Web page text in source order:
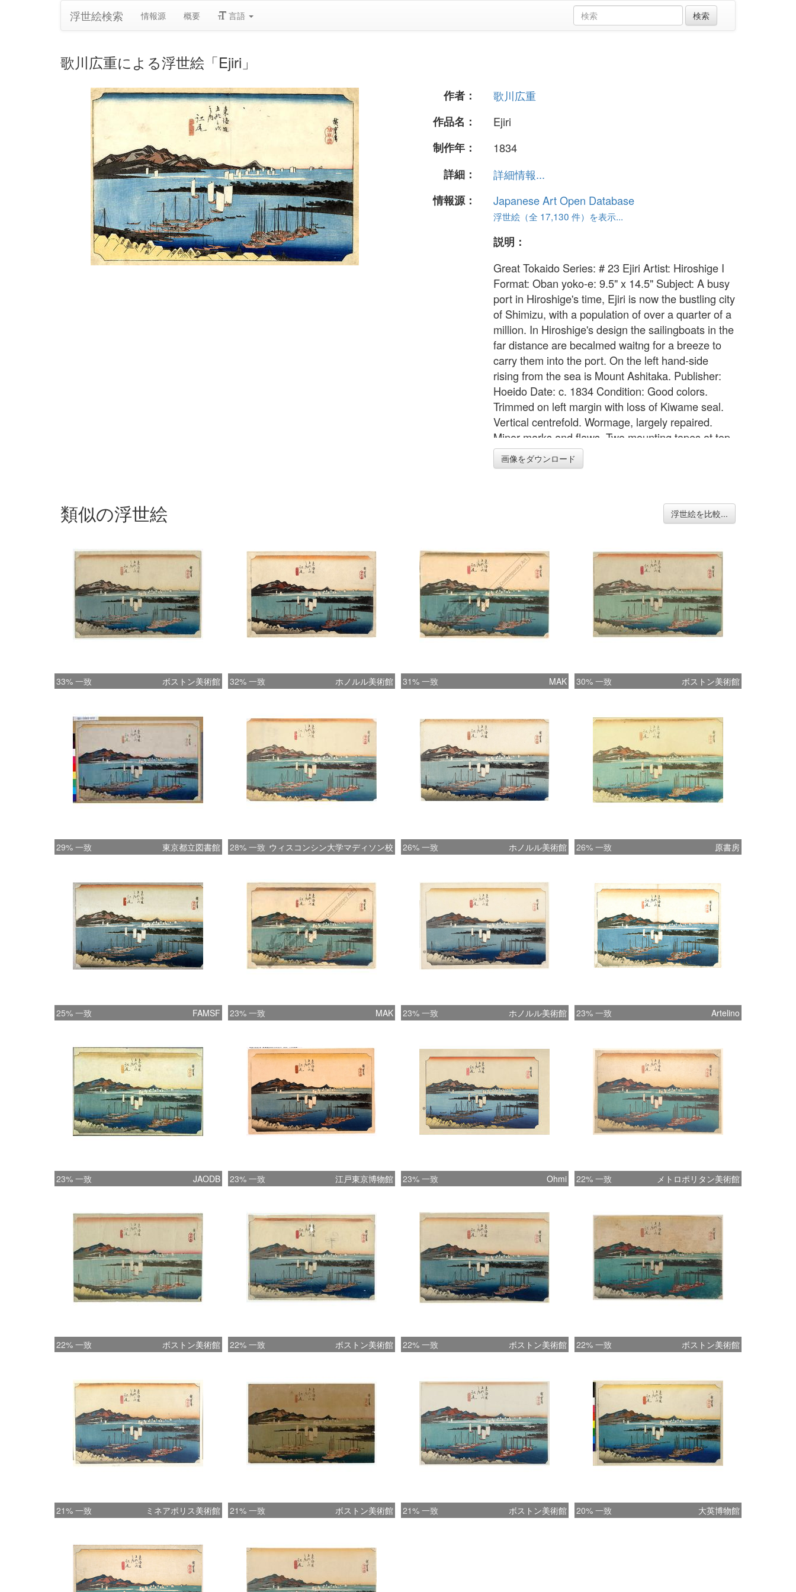
浮世絵検索 情報源 概要 言語
歌川広重による浮世絵「Ejiri」
作者：
歌川広重
作品名：
Ejiri
制作年：
1834
詳細：
詳細情報...
情報源：
Japanese Art Open Database
浮世絵（全 17,130 件）を表示...
説明：
Great Tokaido Series: # 23 Ejiri Artist: Hiroshige I
Format: Oban yoko-e: 9.5" x 14.5" Subject: A busy
port in Hiroshige's time, Ejiri is now the bustling city
of Shimizu, with a population of over a quarter of a
million. In Hiroshige's design the sailingboats in the
far distance are becalmed waitng for a breeze to
carry them into the port. On the left hand-side
rising from the sea is Mount Ashitaka. Publisher:
Hoeido Date: c. 1834 Condition: Good colors.
Trimmed on left margin with loss of Kiwame seal.
Vertical centrefold. Wormage, largely repaired.
Minor marks and flaws. Two mounting tapes at top
edge on verso. Fair state of preservation.
Impression: Good impression.
画像をダウンロード
類似の浮世絵 浮世絵を比較...
33% 一致 ボストン美術館 32% 一致 ホノルル美術館 31% 一致 MAK 30% 一致 ボストン美術館
29% 一致 東京都立図書館 28% 一致 ウィスコンシン大学マディソン校 26% 一致 ホノルル美術館 26% 一致 原書房
25% 一致 FAMSF 23% 一致 MAK 23% 一致 ホノルル美術館 23% 一致 Artelino
23% 一致 JAODB 23% 一致 江戸東京博物館 23% 一致 Ohmi 22% 一致 メトロポリタン美術館
22% 一致 ボストン美術館 22% 一致 ボストン美術館 22% 一致 ボストン美術館 22% 一致 ボストン美術館
21% 一致 ミネアポリス美術館 21% 一致 ボストン美術館 21% 一致 ボストン美術館 20% 一致 大英博物館